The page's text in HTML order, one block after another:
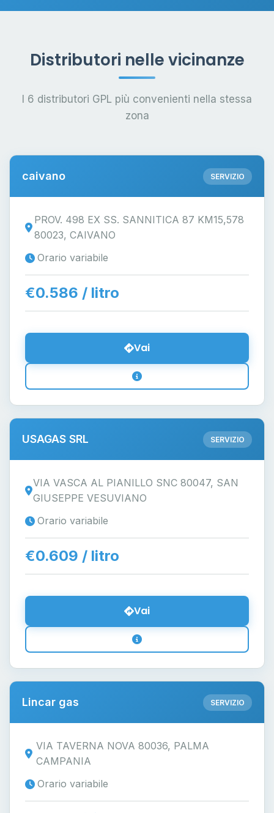
Distributori nelle vicinanze
I 6 distributori GPL più convenienti nella stessa
zona
caivano SERVIZIO
PROV. 498 EX SS. SANNITICA 87 KM15,578
80023, CAIVANO
Orario variabile
€0.586 / litro
Vai
USAGAS SRL SERVIZIO
VIA VASCA AL PIANILLO SNC 80047, SAN
GIUSEPPE VESUVIANO
Orario variabile
€0.609 / litro
Vai
Lincar gas SERVIZIO
VIA TAVERNA NOVA 80036, PALMA
CAMPANIA
Orario variabile